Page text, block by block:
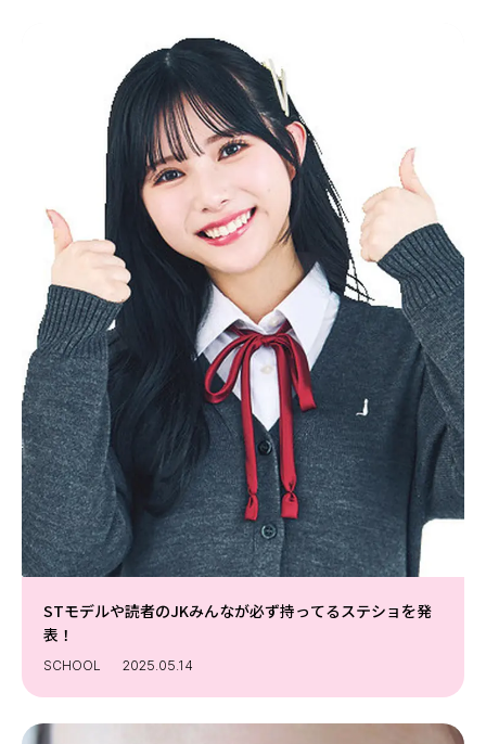
STモデルや読者のJKみんなが必ず持ってるステショを発
表！
SCHOOL 2025.05.14